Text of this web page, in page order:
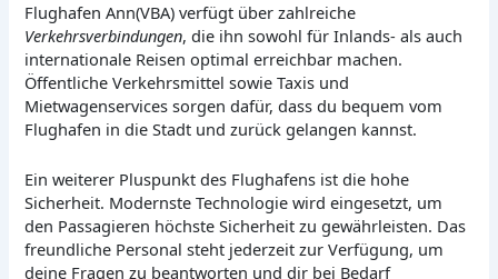
Flughafen Ann(VBA) verfügt über zahlreiche
Verkehrsverbindungen, die ihn sowohl für Inlands- als auch
internationale Reisen optimal erreichbar machen.
Öffentliche Verkehrsmittel sowie Taxis und
Mietwagenservices sorgen dafür, dass du bequem vom
Flughafen in die Stadt und zurück gelangen kannst.
Ein weiterer Pluspunkt des Flughafens ist die hohe
Sicherheit. Modernste Technologie wird eingesetzt, um
den Passagieren höchste Sicherheit zu gewährleisten. Das
freundliche Personal steht jederzeit zur Verfügung, um
deine Fragen zu beantworten und dir bei Bedarf